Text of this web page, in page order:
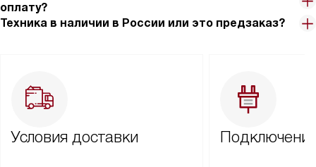
оплату?
Техника в наличии в России или это предзаказ?
Условия доставки